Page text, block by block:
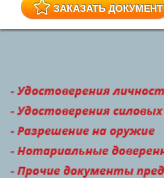
ЗАКАЗАТЬ ДОКУМЕНТ